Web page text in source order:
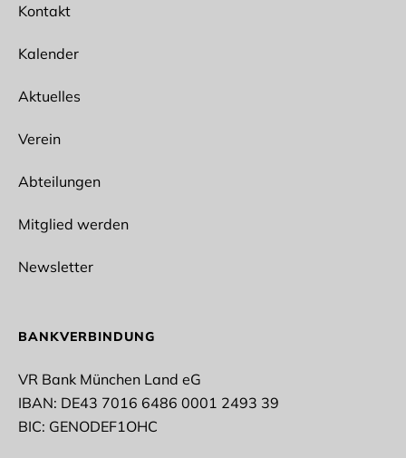
Ich interessiere mich für folgende Abteilungen
Spikeball
Wun Hop Kuen Do
Outdoor
Rope Skipping
Stockschießen
* Pflichtfelder
Kontakt
Kalender
Aktuelles
Verein
Abteilungen
Mitglied werden
Newsletter
BANKVERBINDUNG
VR Bank München Land eG
IBAN: DE43 7016 6486 0001 2493 39
BIC: GENODEF1OHC